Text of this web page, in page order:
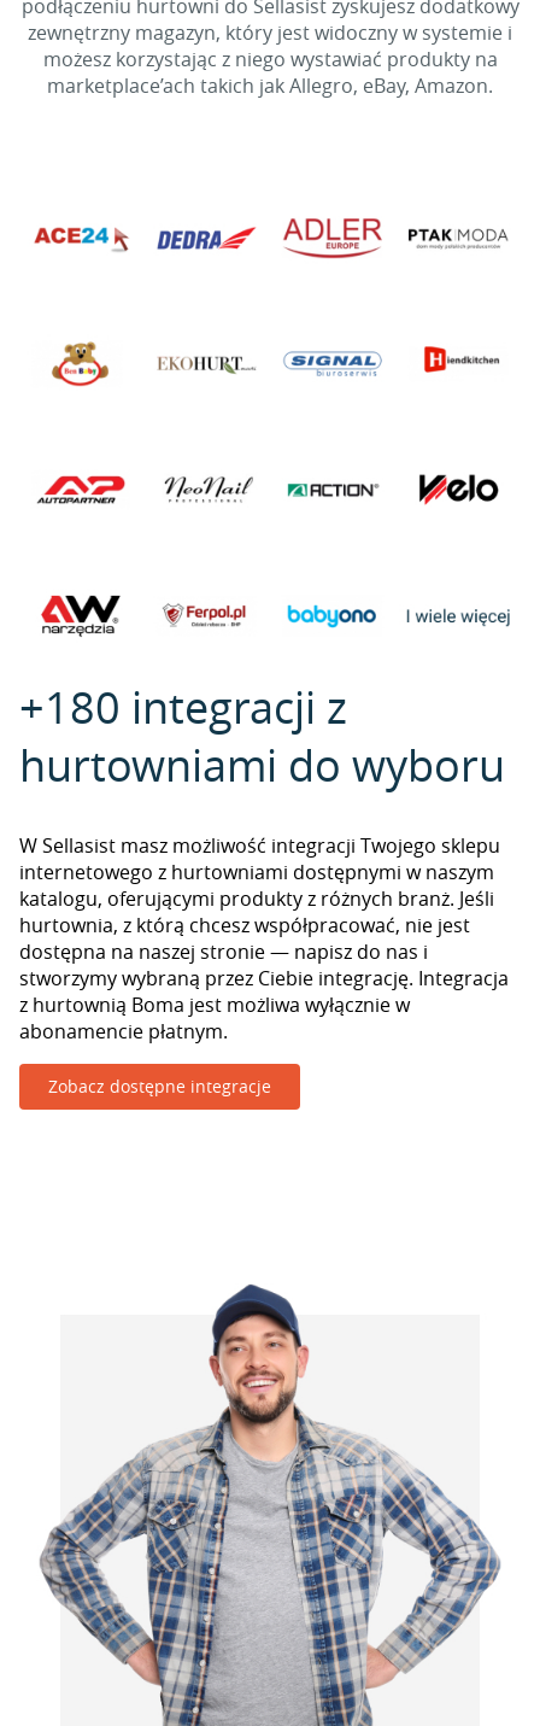
podłączeniu hurtowni do Sellasist zyskujesz dodatkowy
zewnętrzny magazyn, który jest widoczny w systemie i
możesz korzystając z niego wystawiać produkty na
marketplace’ach takich jak Allegro, eBay, Amazon.
+180 integracji z
hurtowniami do wyboru
W Sellasist masz możliwość integracji Twojego sklepu
internetowego z hurtowniami dostępnymi w naszym
katalogu, oferującymi produkty z różnych branż. Jeśli
hurtownia, z którą chcesz współpracować, nie jest
dostępna na naszej stronie — napisz do nas i
stworzymy wybraną przez Ciebie integrację. Integracja
z hurtownią Boma jest możliwa wyłącznie w
abonamencie płatnym.
Zobacz dostępne integracje